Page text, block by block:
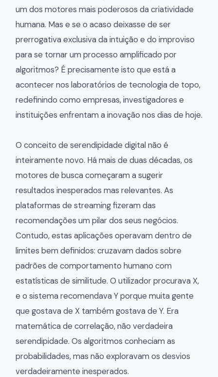
um dos motores mais poderosos da criatividade
humana. Mas e se o acaso deixasse de ser
prerrogativa exclusiva da intuição e do improviso
para se tornar um processo amplificado por
algoritmos? É precisamente isto que está a
acontecer nos laboratórios de tecnologia de topo,
redefinindo como empresas, investigadores e
instituições enfrentam a inovação nos dias de hoje.
O conceito de serendipidade digital não é
inteiramente novo. Há mais de duas décadas, os
motores de busca começaram a sugerir
resultados inesperados mas relevantes. As
plataformas de streaming fizeram das
recomendações um pilar dos seus negócios.
Contudo, estas aplicações operavam dentro de
limites bem definidos: cruzavam dados sobre
padrões de comportamento humano com
estatísticas de similitude. O utilizador procurava X,
e o sistema recomendava Y porque muita gente
que gostava de X também gostava de Y. Era
matemática de correlação, não verdadeira
serendipidade. Os algoritmos conheciam as
probabilidades, mas não exploravam os desvios
verdadeiramente inesperados.